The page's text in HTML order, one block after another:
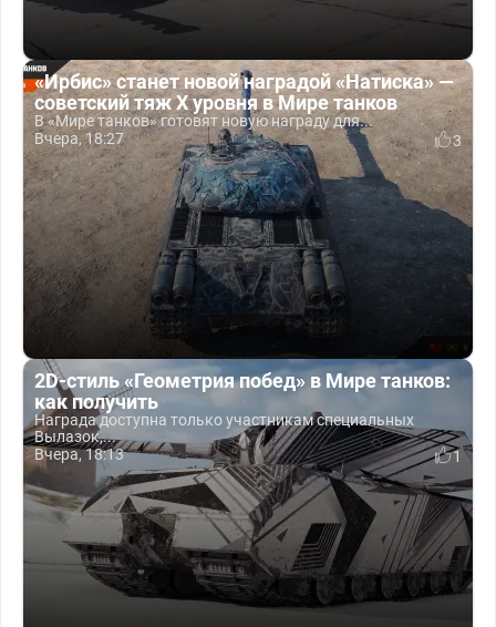
«Ирбис» станет новой наградой «Натиска» —
советский тяж X уровня в Мире танков
В «Мире танков» готовят новую награду для...
Вчера, 18:27
3
2D-стиль «Геометрия побед» в Мире танков:
как получить
Награда доступна только участникам специальных
Вылазок,...
Вчера, 18:13
1